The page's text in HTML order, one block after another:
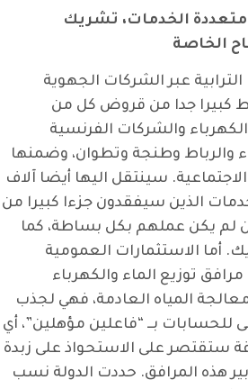
الخدمات، تشريك
الخاصة
عبر الشركات الجهوية
كبيرا جدا من قروض كل من
والشركات الفرنسية
والرباط وطنجة وتطوان، وضمنها
سينتقل اليها أيضا آلاف
الذين سيفقدون جزءا كبيرا من
يكن عملهم بكل بساطة، كما
أما الاستثمارات العمومية
توزيع الماء والكهرباء
المياه العادمة، فهي لجذب
بــ “فاعلين مؤهلين”، أي
ستقتصر على الاستحواذ على زبدة
هذه المرافق. حددت الدولة نسب